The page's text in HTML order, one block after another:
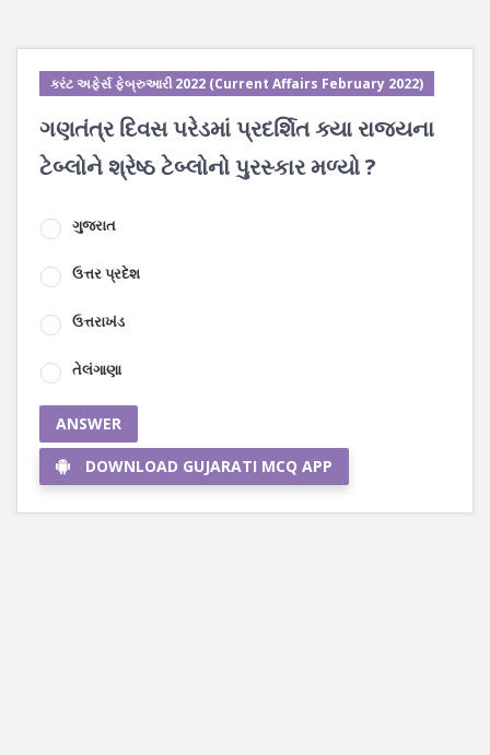
કરંટ અફેર્સ ફેબ્રુઆરી 2022 (Current Affairs February 2022)
ગણતંત્ર દિવસ પરેડમાં પ્રદર્શિત ક્યા રાજ્યના
ટેબ્લોને શ્રેષ્ઠ ટેબ્લોનો પુરસ્કાર મળ્યો ?
ગુજરાત
ઉત્તર પ્રદેશ
ઉત્તરાખંડ
તેલંગાણા
ANSWER
DOWNLOAD GUJARATI MCQ APP